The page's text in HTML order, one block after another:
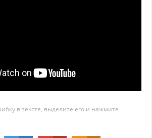
в тексте, выделите его и нажмите